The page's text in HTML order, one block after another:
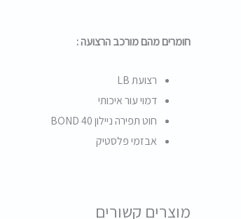
חומרים מהם מורכב הרצועה :
רצועת LB
דמוי עור איכותי
חוט תפירה ניילון BOND 40
אבזמי פלסטיק
מוצרים קשורים